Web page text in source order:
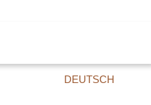
DEUTSCH